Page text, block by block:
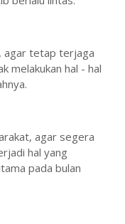
agar tetap terjaga
melakukan hal - hal
agar segera
hal yang
pada bulan